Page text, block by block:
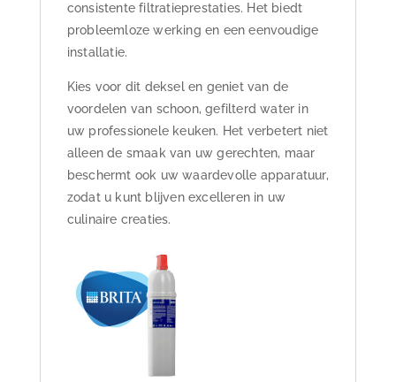
consistente filtratieprestaties. Het biedt
probleemloze werking en een eenvoudige
installatie.
Kies voor dit deksel en geniet van de
voordelen van schoon, gefilterd water in
uw professionele keuken. Het verbetert niet
alleen de smaak van uw gerechten, maar
beschermt ook uw waardevolle apparatuur,
zodat u kunt blijven excelleren in uw
culinaire creaties.